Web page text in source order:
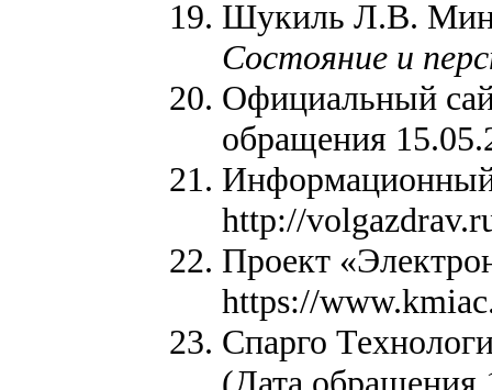
Шукиль Л.В.
Состояние и
Официальный
обращения
Информационный
http://
Проект
https://
Спарго
(Дата обращения